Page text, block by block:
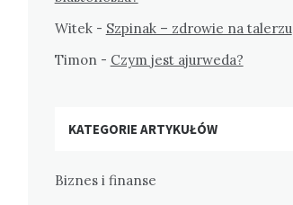
Witek- Szpinak – zdrowie na talerzu
Timon- Czym jest ajurweda?
KATEGORIE ARTYKUŁÓW
Biznes i finanse